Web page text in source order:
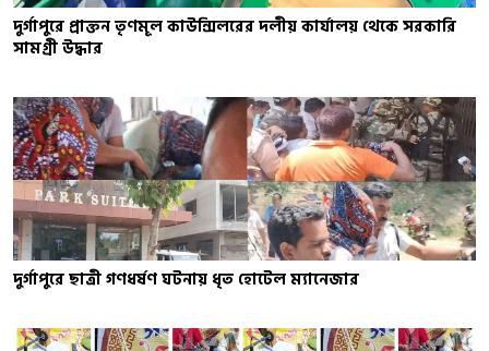
দুর্গাপুরে প্রাক্তন তৃণমূল কাউন্সিলরের দলীয় কার্যালয় থেকে সরকারি
সামগ্রী উদ্ধার
দুর্গাপুরে ছাত্রী গণধর্ষণ ঘটনায় ধৃত হোটেল ম্যানেজার